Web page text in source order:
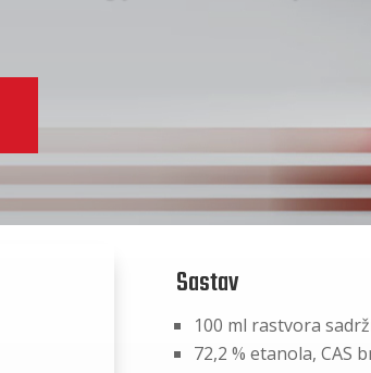
Sastav
100 ml rastvora
72,2 % etanola, CAS